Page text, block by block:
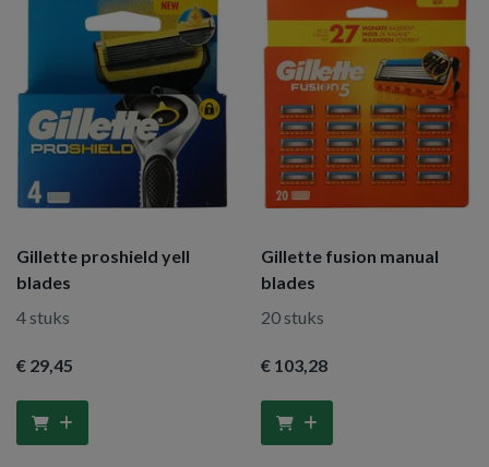
Gillette proshield yell
blades
4 stuks
€ 29,45
Gillette fusion manual
blades
20 stuks
€ 103,28